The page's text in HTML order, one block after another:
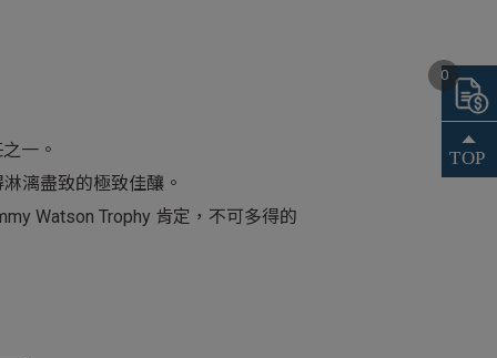
一。
漓盡致的極致佳釀。
Watson Trophy 肯定，不可多得的
0